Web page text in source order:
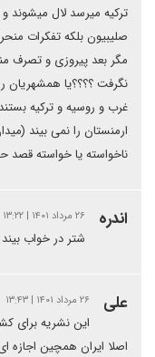
ترکیه میرسد لال میشوند و
صلیبیون بلکه تفکرات
نگرفت ؟؟؟؟یا همشهریان
غرب و روسیه و ترکیه
ارمنستان را نمی بیند
ناخواسته یا خواسته قصد
اندره ۲۶ مرداد ۱۴۰۱ | ۱۳:۲۲
شتر در خواب بیند
علی ۲۶ مرداد ۱۴۰۱ | ۱۳:۴۳
این نشریه برای
اصلا ایران همچین اجازه